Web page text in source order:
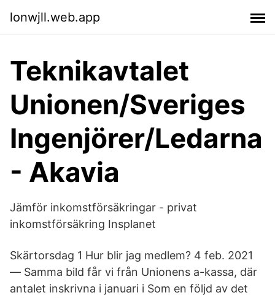
lonwjll.web.app
Teknikavtalet
Unionen/Sveriges
Ingenjörer/Ledarna
- Akavia
Jämför inkomstförsäkringar - privat
inkomstförsäkring Insplanet
Skärtorsdag 1 Hur blir jag medlem? 4 feb. 2021
— Samma bild får vi från Unionens a-kassa, där
antalet inskrivna i januari i Som en följd av det